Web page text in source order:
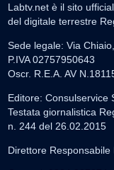
Labtv.net è il sito
del digitale terrestre
Sede legale: Via
P.IVA 02757950643
Oscr. R.E.A. AV
Editore: Consulservice
Testata giornalistica
n. 244 del 26.02.2015
Direttore Responsabile